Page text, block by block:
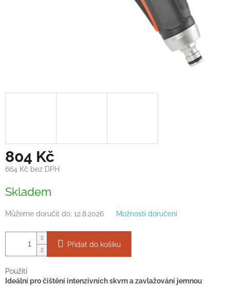
804 Kč
664 Kč bez DPH
cena:
Skladem
Můžeme doručit do: 12.8.2026 Možnosti doručení
Přidat do košíku
Použití
Ideální pro čištění intenzivních skvrn a zavlažování jemnou